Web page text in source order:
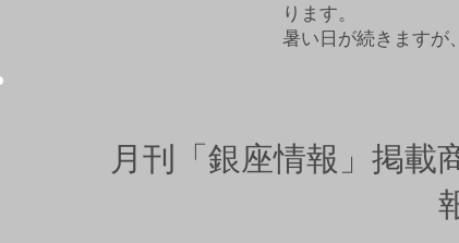
ります。
暑い日が続きますが
月刊「銀座情報」掲載